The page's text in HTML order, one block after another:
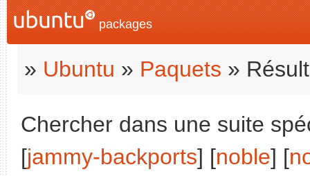
packages
» Ubuntu » Paquets »
Chercher dans une suite
[jammy-backports] [noble] [